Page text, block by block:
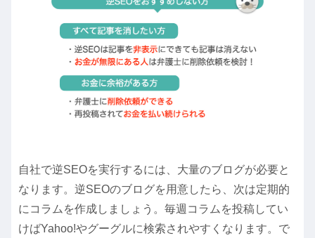
自社で逆SEOを実行するには、大量のブログが必要と
なります。逆SEOのブログを用意したら、次は定期的
にコラムを作成しましょう。毎週コラムを投稿してい
けばYahoo!やグーグルに検索されやすくなります。で